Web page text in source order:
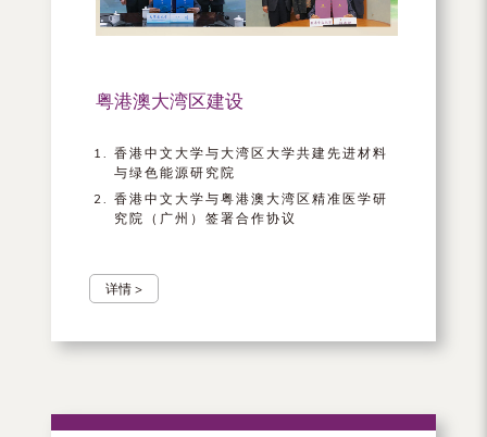
粤港澳大湾区建设
香港中文大学与大湾区大学共建先进材料
与绿色能源研究院
香港中文大学与粤港澳大湾区精准医学研
究院（广州）签署合作协议
详情 >